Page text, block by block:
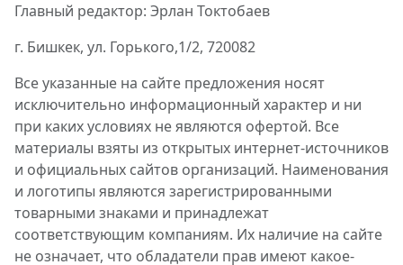
Главный редактор: Эрлан Токтобаев
г. Бишкек, ул. Горького,1/2, 720082
Все указанные на сайте предложения носят
исключительно информационный характер и ни
при каких условиях не являются офертой. Все
материалы взяты из открытых интернет-источников
и официальных сайтов организаций. Наименования
и логотипы являются зарегистрированными
товарными знаками и принадлежат
соответствующим компаниям. Их наличие на сайте
не означает, что обладатели прав имеют какое-